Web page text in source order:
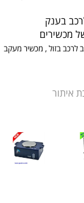
בזול , מכשיר מעקב